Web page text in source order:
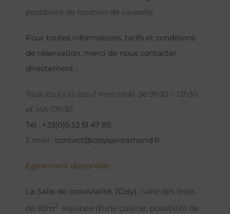
possibilité de location de vaisselle.
Pour toutes informations, tarifs et conditions
de réservation, merci de nous contacter
directement :
Tous les jours (sauf mercredi) de 9h30 – 12h30
et 14h-17h30
Tél : +33(0)5 53 51 47 85
E.mail : contact@colysaintamand.fr
Egalement disponible :
La Salle de convivialité, (Coly) : salle des fêtes
de 83m2 équipée d’une cuisine, possibilité de